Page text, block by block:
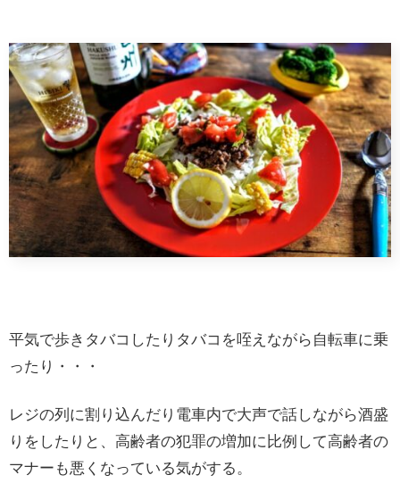
平気で歩きタバコしたりタバコを咥えながら自転車に乗
ったり・・・
レジの列に割り込んだり電車内で大声で話しながら酒盛
りをしたりと、高齢者の犯罪の増加に比例して高齢者の
マナーも悪くなっている気がする。